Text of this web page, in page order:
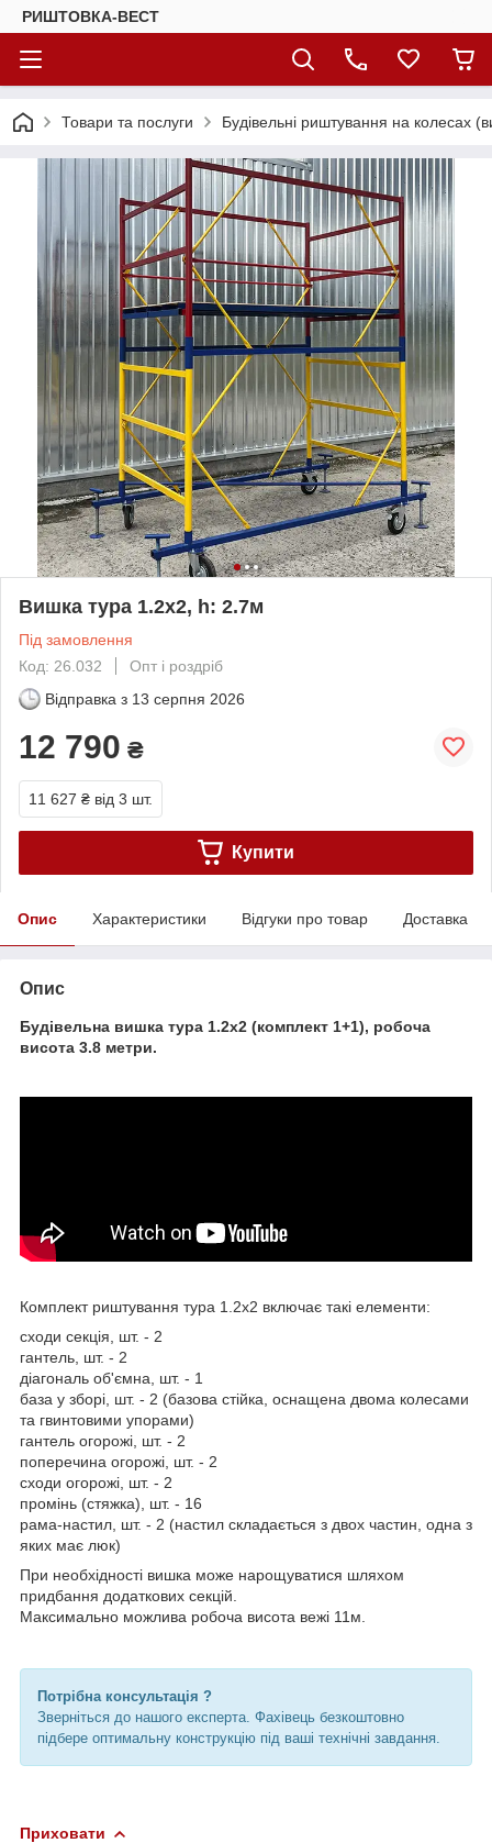
РИШТОВКА-ВЕСТ
Товари та послуги Будівельні риштування на колесах
Вишка тура 1.2х2, h: 2.7м
Під замовлення
Код: 26.032
Опт і роздріб
Відправка з 13 серпня 2026
12 790 ₴
11 627 ₴ від 3 шт.
Купити
Опис Характеристики Відгуки про товар Доставка
Опис
Будівельна вишка тура 1.2х2 (комплект 1+1), робоча
висота 3.8 метри.
Комплект риштування тура 1.2х2 включає такі елементи:
сходи секція, шт. - 2
гантель, шт. - 2
діагональ об'ємна, шт. - 1
база у зборі, шт. - 2 (базова стійка, оснащена двома колесами
та гвинтовими упорами)
гантель огорожі, шт. - 2
поперечина огорожі, шт. - 2
сходи огорожі, шт. - 2
промінь (стяжка), шт. - 16
рама-настил, шт. - 2 (настил складається з двох частин, одна з
яких має люк)
При необхідності вишка може нарощуватися шляхом
придбання додаткових секцій.
Максимально можлива робоча висота вежі 11м.
Потрібна консультація ?
Зверніться до нашого експерта. Фахівець безкоштовно
підбере оптимальну конструкцію під ваші технічні завдання.
Приховати